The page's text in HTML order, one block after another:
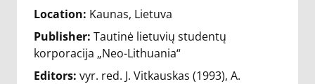
Location: Kaunas, Lietuva
Publisher: Tautinė lietuvių studentų
korporacija „Neo-Lithuania“
Editors: vyr. red. J. Vitkauskas (1993) A.